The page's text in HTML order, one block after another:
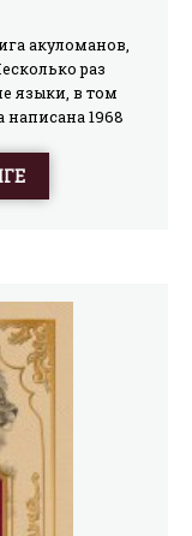
акуломанов,
раз
языки, в том
написана 1968
для своего
акул —
Она сочетает
научную
живость и
жгучий